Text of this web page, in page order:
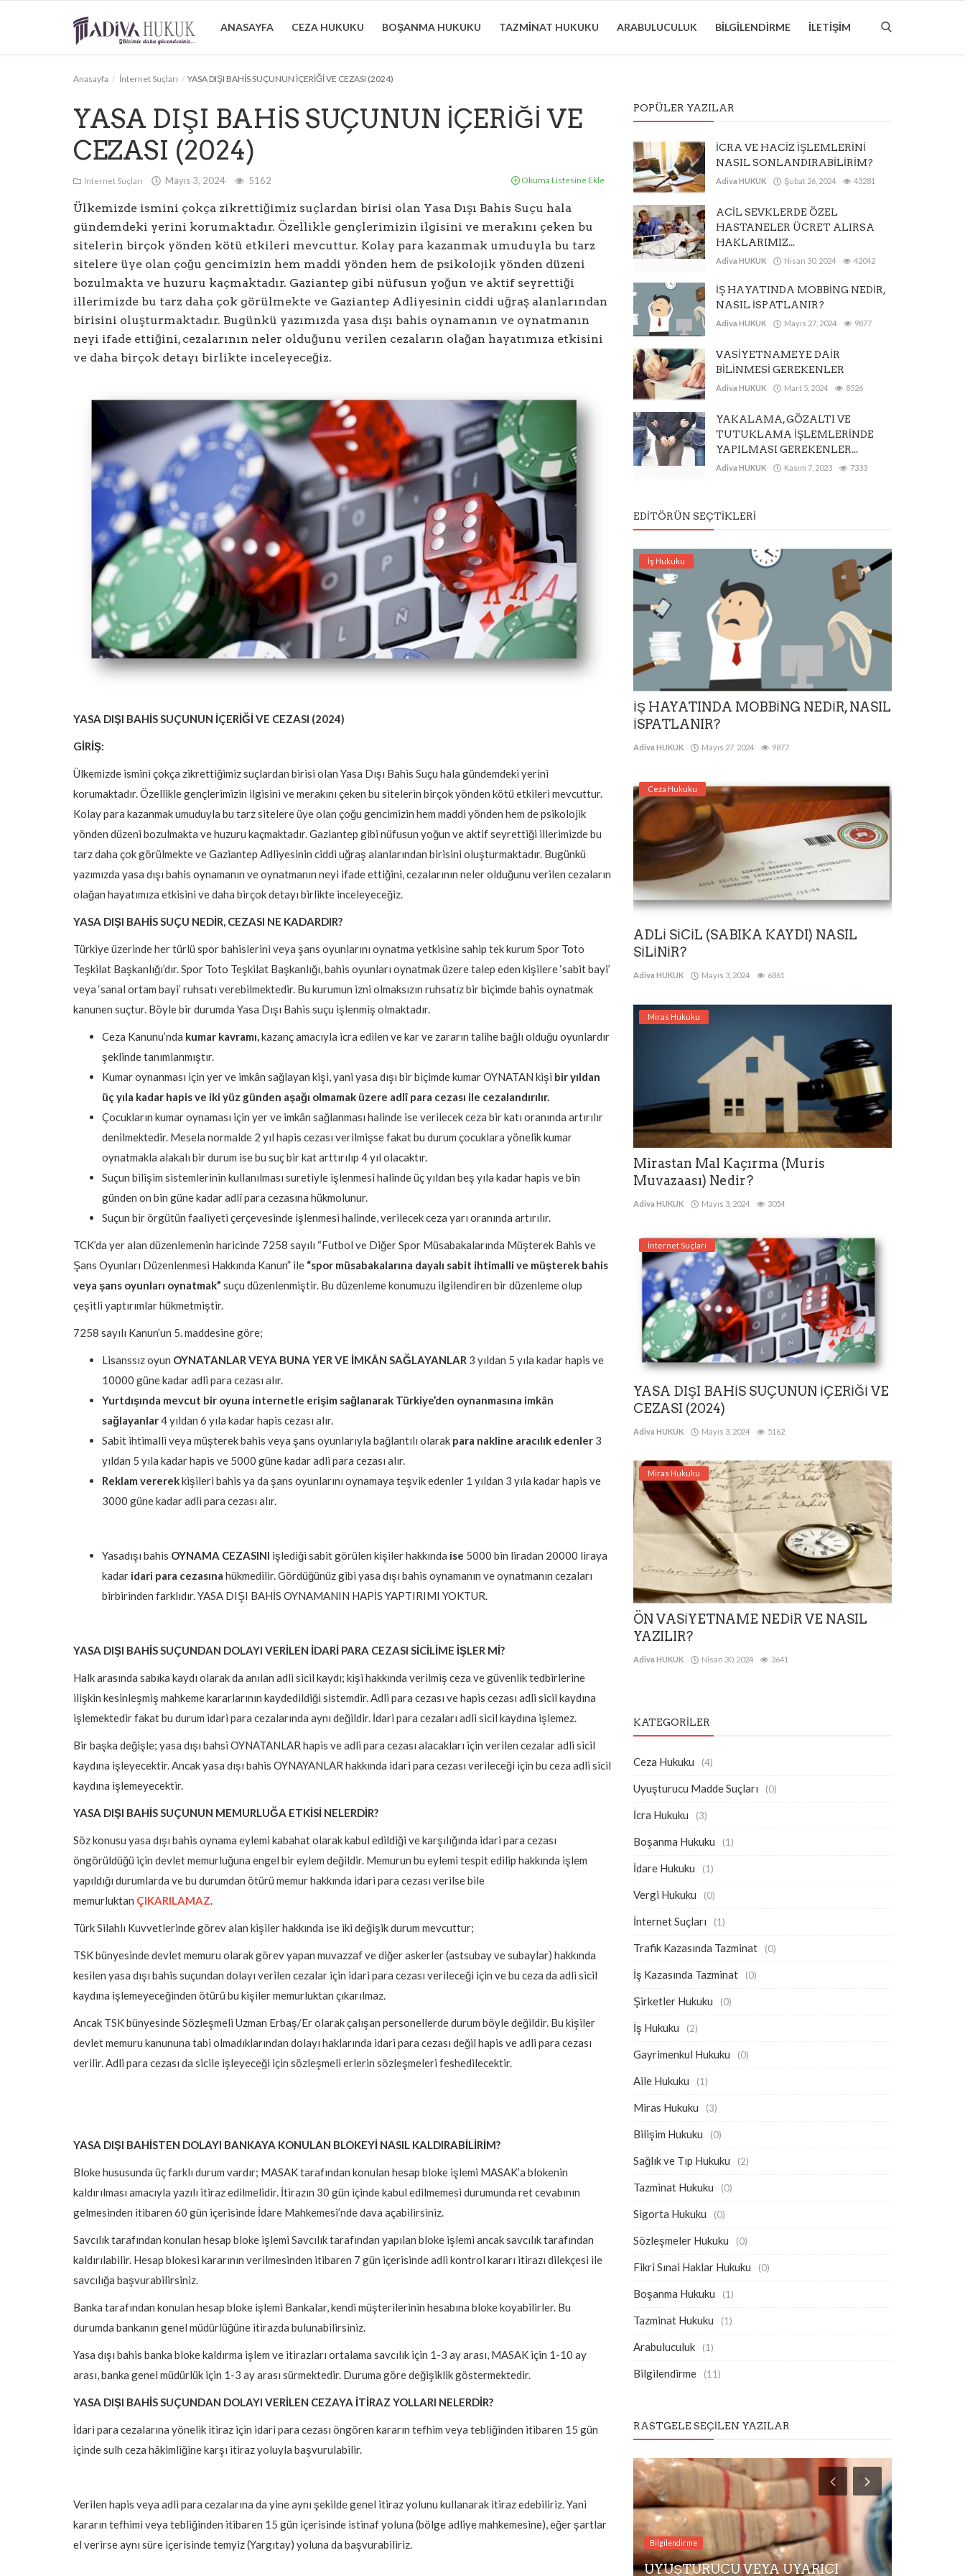
ANASAYFA CEZA HUKUKU BOŞANMA HUKUKU TAZMINAT HUKUKU ARABULUCULUK BILGILENDIRME İLETIŞIM
Boşanma Hukuku
Bilgilendirme
Anasayfa İnternet Suçları YASA DIŞI BAHİS SUÇUNUN İÇERİĞİ VE CEZASI (2024)
YASA DIŞI BAHİS SUÇUNUN İÇERİĞİ VE
CEZASI (2024)
İnternet Suçları Mayıs 3, 2024 5162 Okuma Listesine Ekle
Ülkemizde ismini çokça zikrettiğimiz suçlardan birisi olan Yasa Dışı Bahis Suçu hala
gündemdeki yerini korumaktadır. Özellikle gençlerimizin ilgisini ve merakını çeken bu
sitelerin birçok yönden kötü etkileri mevcuttur. Kolay para kazanmak umuduyla bu tarz
sitelere üye olan çoğu gencimizin hem maddi yönden hem de psikolojik yönden düzeni
bozulmakta ve huzuru kaçmaktadır. Gaziantep gibi nüfusun yoğun ve aktif seyrettiği
illerimizde bu tarz daha çok görülmekte ve Gaziantep Adliyesinin ciddi uğraş alanlarından
birisini oluşturmaktadır. Bugünkü yazımızda yasa dışı bahis oynamanın ve oynatmanın
neyi ifade ettiğini, cezalarının neler olduğunu verilen cezaların olağan hayatımıza etkisini
ve daha birçok detayı birlikte inceleyeceğiz.
YASA DIŞI BAHİS SUÇUNUN İÇERİĞİ VE CEZASI (2024)
GİRİŞ:
Ülkemizde ismini çokça zikrettiğimiz suçlardan birisi olan Yasa Dışı Bahis Suçu hala gündemdeki yerini
korumaktadır. Özellikle gençlerimizin ilgisini ve merakını çeken bu sitelerin birçok yönden kötü etkileri mevcuttur.
Kolay para kazanmak umuduyla bu tarz sitelere üye olan çoğu gencimizin hem maddi yönden hem de psikolojik
yönden düzeni bozulmakta ve huzuru kaçmaktadır. Gaziantep gibi nüfusun yoğun ve aktif seyrettiği illerimizde bu
tarz daha çok görülmekte ve Gaziantep Adliyesinin ciddi uğraş alanlarından birisini oluşturmaktadır. Bugünkü
yazımızda yasa dışı bahis oynamanın ve oynatmanın neyi ifade ettiğini, cezalarının neler olduğunu verilen cezaların
olağan hayatımıza etkisini ve daha birçok detayı birlikte inceleyeceğiz.
YASA DIŞI BAHİS SUÇU NEDİR, CEZASI NE KADARDIR?
Türkiye üzerinde her türlü spor bahislerini veya şans oyunlarını oynatma yetkisine sahip tek kurum Spor Toto
Teşkilat Başkanlığı’dır. Spor Toto Teşkilat Başkanlığı, bahis oyunları oynatmak üzere talep eden kişilere ‘sabit bayi’
veya ‘sanal ortam bayi’ ruhsatı verebilmektedir. Bu kurumun izni olmaksızın ruhsatız bir biçimde bahis oynatmak
kanunen suçtur. Böyle bir durumda Yasa Dışı Bahis suçu işlenmiş olmaktadır.
Ceza Kanunu’nda kumar kavramı,kazanç amacıyla icra edilen ve kar ve zararın talihe bağlı olduğu oyunlardır
şeklinde tanımlanmıştır.
Kumar oynanması için yer ve imkân sağlayan kişi, yani yasa dışı bir biçimde kumar OYNATAN kişi bir yıldan
üç yıla kadar hapis ve iki yüz günden aşağı olmamak üzere adlî para cezası ile cezalandırılır.
Çocukların kumar oynaması için yer ve imkân sağlanması halinde ise verilecek ceza bir katı oranında artırılır
denilmektedir. Mesela normalde 2 yıl hapis cezası verilmişse fakat bu durum çocuklara yönelik kumar
oynatmakla alakalı bir durum ise bu suç bir kat arttırılıp 4 yıl olacaktır.
Suçun bilişim sistemlerinin kullanılması suretiyle işlenmesi halinde üç yıldan beş yıla kadar hapis ve bin
günden on bin güne kadar adlî para cezasına hükmolunur.
Suçun bir örgütün faaliyeti çerçevesinde işlenmesi halinde, verilecek ceza yarı oranında artırılır.
TCK’da yer alan düzenlemenin haricinde 7258 sayılı “Futbol ve Diğer Spor Müsabakalarında Müşterek Bahis ve
Şans Oyunları Düzenlenmesi Hakkında Kanun” ile “spor müsabakalarına dayalı sabit ihtimalli ve müşterek bahis
veya şans oyunları oynatmak” suçu düzenlenmiştir. Bu düzenleme konumuzu ilgilendiren bir düzenleme olup
çeşitli yaptırımlar hükmetmiştir.
7258 sayılı Kanun’un 5. maddesine göre;
Lisanssız oyun OYNATANLAR VEYA BUNA YER VE İMKÂN SAĞLAYANLAR 3 yıldan 5 yıla kadar hapis ve
10000 güne kadar adli para cezası alır.
Yurtdışında mevcut bir oyuna internetle erişim sağlanarak Türkiye’den oynanmasına imkân
sağlayanlar4 yıldan 6 yıla kadar hapis cezası alır.
Sabit ihtimalli veya müşterek bahis veya şans oyunlarıyla bağlantılı olarak para nakline aracılık edenler 3
yıldan 5 yıla kadar hapis ve 5000 güne kadar adli para cezası alır.
Reklam vererekkişileri bahis ya da şans oyunlarını oynamaya teşvik edenler 1 yıldan 3 yıla kadar hapis ve
3000 güne kadar adli para cezası alır.
Yasadışı bahis OYNAMA CEZASINI işlediği sabit görülen kişiler hakkında ise 5000 bin liradan 20000 liraya
kadar idari para cezasına hükmedilir. Gördüğünüz gibi yasa dışı bahis oynamanın ve oynatmanın cezaları
birbirinden farklıdır. YASA DIŞI BAHİS OYNAMANIN HAPİS YAPTIRIMI YOKTUR.
YASA DIŞI BAHİS SUÇUNDAN DOLAYI VERİLEN İDARİ PARA CEZASI SİCİLİME İŞLER Mİ?
Halk arasında sabıka kaydı olarak da anılan adli sicil kaydı; kişi hakkında verilmiş ceza ve güvenlik tedbirlerine
ilişkin kesinleşmiş mahkeme kararlarının kaydedildiği sistemdir. Adli para cezası ve hapis cezası adli sicil kaydına
işlemektedir fakat bu durum idari para cezalarında aynı değildir. İdari para cezaları adli sicil kaydına işlemez.
Bir başka değişle; yasa dışı bahsi OYNATANLAR hapis ve adli para cezası alacakları için verilen cezalar adli sicil
kaydına işleyecektir. Ancak yasa dışı bahis OYNAYANLAR hakkında idari para cezası verileceği için bu ceza adli sicil
kaydına işlemeyecektir.
YASA DIŞI BAHİS SUÇUNUN MEMURLUĞA ETKİSİ NELERDİR?
Söz konusu yasa dışı bahis oynama eylemi kabahat olarak kabul edildiği ve karşılığında idari para cezası
öngörüldüğü için devlet memurluğuna engel bir eylem değildir. Memurun bu eylemi tespit edilip hakkında işlem
yapıldığı durumlarda ve bu durumdan ötürü memur hakkında idari para cezası verilse bile
memurluktan ÇIKARILAMAZ.
Türk Silahlı Kuvvetlerinde görev alan kişiler hakkında ise iki değişik durum mevcuttur;
TSK bünyesinde devlet memuru olarak görev yapan muvazzaf ve diğer askerler (astsubay ve subaylar) hakkında
kesilen yasa dışı bahis suçundan dolayı verilen cezalar için idari para cezası verileceği için ve bu ceza da adli sicil
kaydına işlemeyeceğinden ötürü bu kişiler memurluktan çıkarılmaz.
Ancak TSK bünyesinde Sözleşmeli Uzman Erbaş/Er olarak çalışan personellerde durum böyle değildir. Bu kişiler
devlet memuru kanununa tabi olmadıklarından dolayı haklarında idari para cezası değil hapis ve adli para cezası
verilir. Adli para cezası da sicile işleyeceği için sözleşmeli erlerin sözleşmeleri feshedilecektir.
YASA DIŞI BAHİSTEN DOLAYI BANKAYA KONULAN BLOKEYİ NASIL KALDIRABİLİRİM?
Bloke hususunda üç farklı durum vardır; MASAK tarafından konulan hesap bloke işlemi MASAK’a blokenin
kaldırılması amacıyla yazılı itiraz edilmelidir. İtirazın 30 gün içinde kabul edilmemesi durumunda ret cevabının
gelmesinden itibaren 60 gün içerisinde İdare Mahkemesi’nde dava açabilirsiniz.
Savcılık tarafından konulan hesap bloke işlemi Savcılık tarafından yapılan bloke işlemi ancak savcılık tarafından
kaldırılabilir. Hesap blokesi kararının verilmesinden itibaren 7 gün içerisinde adli kontrol kararı itirazı dilekçesi ile
savcılığa başvurabilirsiniz.
Banka tarafından konulan hesap bloke işlemi Bankalar, kendi müşterilerinin hesabına bloke koyabilirler. Bu
durumda bankanın genel müdürlüğüne itirazda bulunabilirsiniz.
Yasa dışı bahis banka bloke kaldırma işlem ve itirazları ortalama savcılık için 1-3 ay arası, MASAK için 1-10 ay
arası, banka genel müdürlük için 1-3 ay arası sürmektedir. Duruma göre değişiklik göstermektedir.
YASA DIŞI BAHİS SUÇUNDAN DOLAYI VERİLEN CEZAYA İTİRAZ YOLLARI NELERDİR?
İdari para cezalarına yönelik itiraz için idari para cezası öngören kararın tefhim veya tebliğinden itibaren 15 gün
içinde sulh ceza hâkimliğine karşı itiraz yoluyla başvurulabilir.
Verilen hapis veya adli para cezalarına da yine aynı şekilde genel itiraz yolunu kullanarak itiraz edebiliriz. Yani
kararın tefhimi veya tebliğinden itibaren 15 gün içerisinde istinaf yoluna (bölge adliye mahkemesine), eğer şartlar
el verirse aynı süre içerisinde temyiz (Yargıtay) yoluna da başvurabiliriz.
POPÜLER YAZILAR
İCRA VE HACİZ İŞLEMLERİNİ
NASIL SONLANDIRABİLİRİM?
Adiva HUKUK Şubat 26, 2024 43281
ACİL SEVKLERDE ÖZEL
HASTANELER ÜCRET ALIRSA
HAKLARIMIZ...
Adiva HUKUK Nisan 30, 2024 42042
İŞ HAYATINDA MOBBİNG NEDİR,
NASIL İSPATLANIR?
Adiva HUKUK Mayıs 27, 2024 9877
VASİYETNAMEYE DAİR
BİLİNMESİ GEREKENLER
Adiva HUKUK Mart 5, 2024 8526
YAKALAMA, GÖZALTI VE
TUTUKLAMA İŞLEMLERİNDE
YAPILMASI GEREKENLER...
Adiva HUKUK Kasım 7, 2023 7333
EDITÖRÜN SEÇTIKLERI
İş Hukuku
İŞ HAYATINDA MOBBİNG NEDİR, NASIL
İSPATLANIR?
Adiva HUKUK Mayıs 27, 2024 9877
Ceza Hukuku
ADLİ SİCİL (SABIKA KAYDI) NASIL
SİLİNİR?
Adiva HUKUK Mayıs 3, 2024 6861
Miras Hukuku
Mirastan Mal Kaçırma (Muris
Muvazaası) Nedir?
Adiva HUKUK Mayıs 3, 2024 3054
İnternet Suçları
YASA DIŞI BAHİS SUÇUNUN İÇERİĞİ VE
CEZASI (2024)
Adiva HUKUK Mayıs 3, 2024 5162
Miras Hukuku
ÖN VASİYETNAME NEDİR VE NASIL
YAZILIR?
Adiva HUKUK Nisan 30, 2024 3641
KATEGORILER
Ceza Hukuku (4)
Uyuşturucu Madde Suçları (0)
İcra Hukuku (3)
Boşanma Hukuku (1)
İdare Hukuku (1)
Vergi Hukuku (0)
İnternet Suçları (1)
Trafik Kazasında Tazminat (0)
İş Kazasında Tazminat (0)
Şirketler Hukuku (0)
İş Hukuku (2)
Gayrimenkul Hukuku (0)
Aile Hukuku (1)
Miras Hukuku (3)
Bilişim Hukuku (0)
Sağlık ve Tıp Hukuku (2)
Tazminat Hukuku (0)
Sigorta Hukuku (0)
Sözleşmeler Hukuku (0)
Fikri Sınai Haklar Hukuku (0)
Boşanma Hukuku (1)
Tazminat Hukuku (1)
Arabuluculuk (1)
Bilgilendirme (11)
RASTGELE SEÇILEN YAZILAR
Sağlık ve Tıp Hukuku İdare Hukuku Bilgilendirme
UYUŞTURUCU VEYA UYARICI